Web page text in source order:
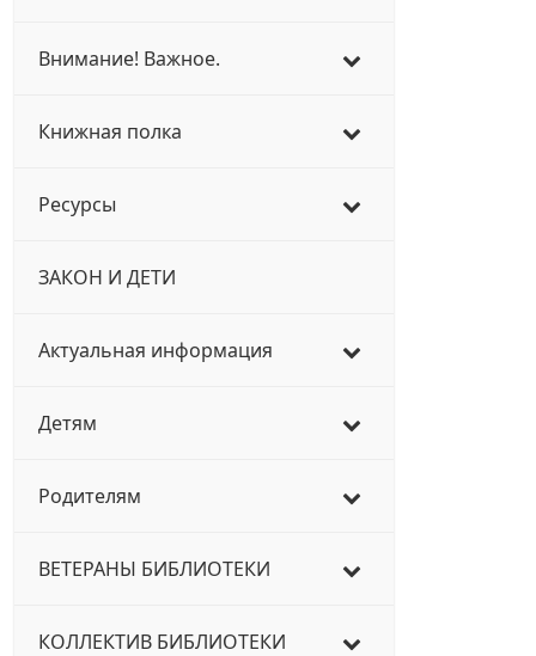
Внимание! Важное.
Книжная полка
Ресурсы
ЗАКОН И ДЕТИ
Актуальная информация
Детям
Родителям
ВЕТЕРАНЫ БИБЛИОТЕКИ
КОЛЛЕКТИВ БИБЛИОТЕКИ